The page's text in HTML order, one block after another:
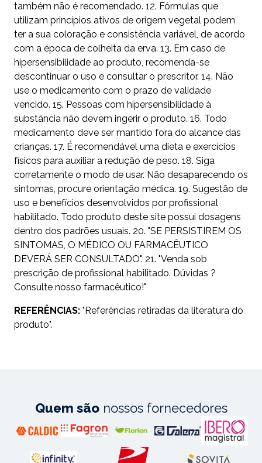
também não é recomendado. 12. Fórmulas que
utilizam princípios ativos de origem vegetal podem
ter a sua coloração e consistência variável, de acordo
com a época de colheita da erva. 13. Em caso de
hipersensibilidade ao produto, recomenda-se
descontinuar o uso e consultar o prescritor. 14. Não
use o medicamento com o prazo de validade
vencido. 15. Pessoas com hipersensibilidade à
substância não devem ingerir o produto. 16. Todo
medicamento deve ser mantido fora do alcance das
crianças. 17. É recomendável uma dieta e exercícios
físicos para auxiliar a redução de peso. 18. Siga
corretamente o modo de usar. Não desaparecendo os
sintomas, procure orientação médica. 19. Sugestão de
uso e benefícios desenvolvidos por profissional
habilitado. Todo produto deste site possui dosagens
dentro dos padrões usuais. 20. "SE PERSISTIREM OS
SINTOMAS, O MÉDICO OU FARMACÊUTICO
DEVERÁ SER CONSULTADO". 21. "Venda sob
prescrição de profissional habilitado. Dúvidas ?
Consulte nosso farmacêutico!"
REFERÊNCIAS: "Referências retiradas da literatura do
produto".
Quem sãonossos fornecedores